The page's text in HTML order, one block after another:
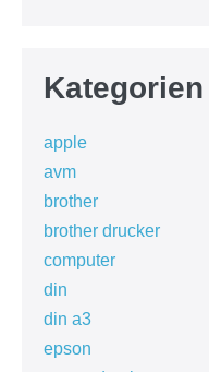
Kategorien
apple
avm
brother
brother drucker
computer
din
din a3
epson